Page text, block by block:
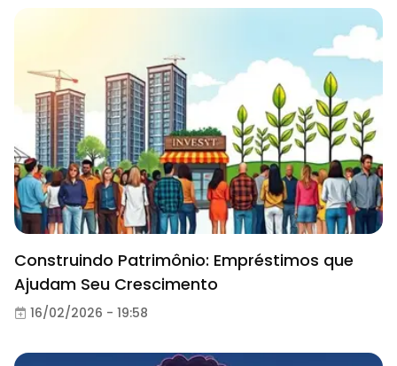
Construindo Patrimônio: Empréstimos que
Ajudam Seu Crescimento
16/02/2026 - 19:58